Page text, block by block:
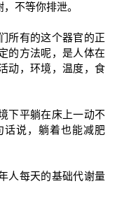
不等你排泄。
所有的这个器官的正
的方法呢，是人体在
动，环境，温度，食
下平躺在床上一动不
话说，躺着也能减肥
人每天的基础代谢量